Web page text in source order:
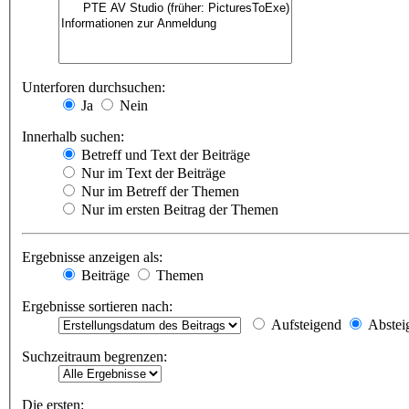
Unterforen durchsuchen:
Ja
Nein
Innerhalb suchen:
Betreff und Text der Beiträge
Nur im Text der Beiträge
Nur im Betreff der Themen
Nur im ersten Beitrag der Themen
Ergebnisse anzeigen als:
Beiträge
Themen
Ergebnisse sortieren nach:
Aufsteigend
Suchzeitraum begrenzen:
Die ersten: